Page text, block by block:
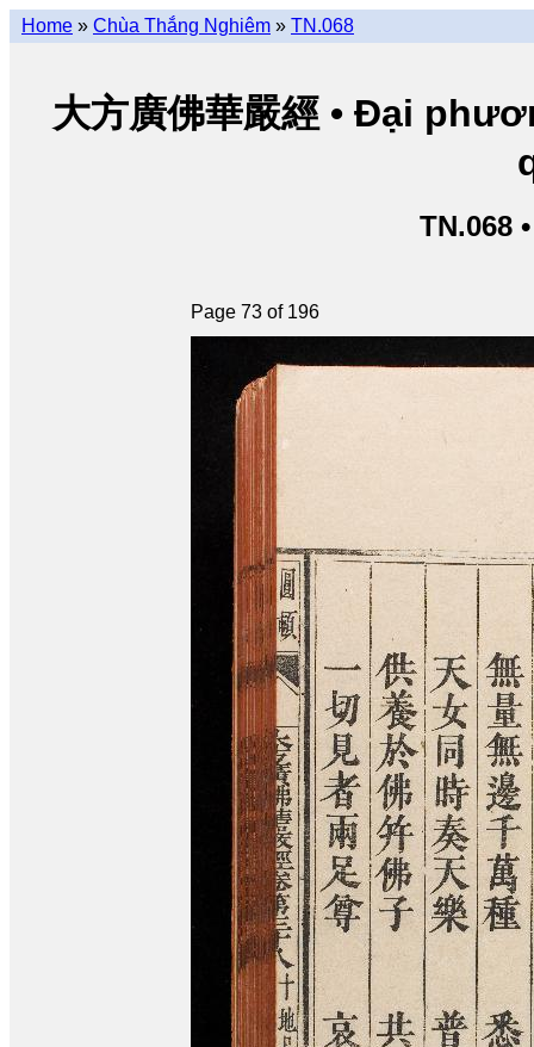
Home » Chùa Thắng Nghiêm » TN.068
大方廣佛華嚴經 • Đại
TN.068
Page 73 of 196